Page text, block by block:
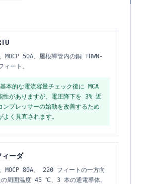
MOCP 50A、屋根導管内の銅 THWN-
ート。
本的な電流容量チェック後に MCA
性がありますが、電圧降下を 3% 近
ンプレッサーの始動を改善するため
く見直されます。
ーダ
MOCP 80A、 220 フィートの一方向
の周囲温度 45 ℃、3 本の通電導体。